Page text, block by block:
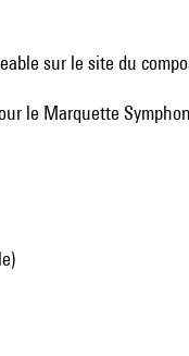
sur le site du
le Marquette